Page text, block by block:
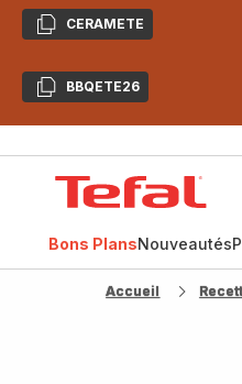
CopierCERAMETE
CopierBBQETE26
Bons PlansNouveautés
Accueil